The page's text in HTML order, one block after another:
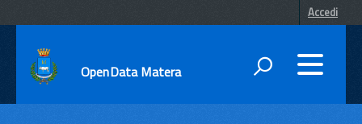
Accedi
OpenData Matera